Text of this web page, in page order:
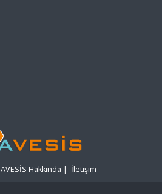
AVESİS Hakkında | İletişim